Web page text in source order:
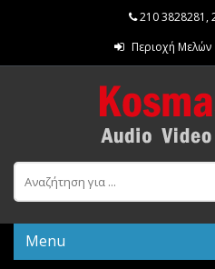
210 3828281 ,
Περιοχή Μελών
Menu